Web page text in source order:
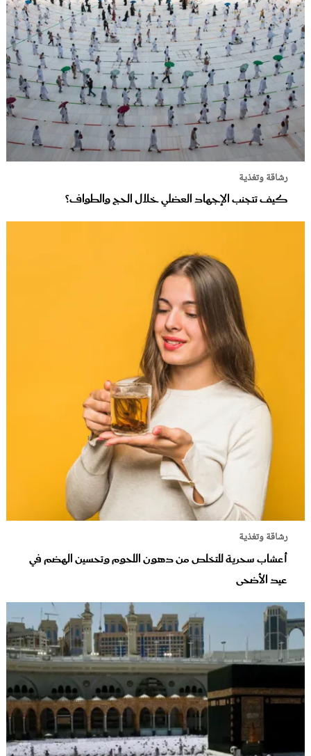
رشاقة وتغذية
كيف تتجنب الإجهاد العضلي خلال الحج والطواف؟
رشاقة وتغذية
أعشاب سحرية للتخلص من دهون اللحوم وتحسين الهضم في
عيد الأضحى